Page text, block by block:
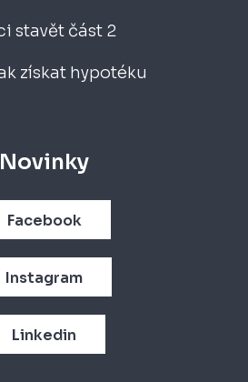
stavět část 2
získat hypotéku
Novinky
Facebook
Instagram
Linkedin